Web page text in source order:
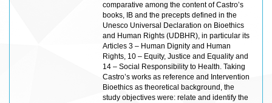
comparative among the content of Castro’s
books, IB and the precepts defined in the
Unesco Universal Declaration on Bioethics
and Human Rights (UDBHR), in particular its
Articles 3 – Human Dignity and Human
Rights, 10 – Equity, Justice and Equality and
14 – Social Responsibility to Health. Taking
Castro’s works as reference and Intervention
Bioethics as theoretical background, the
study objectives were: relate and identify the